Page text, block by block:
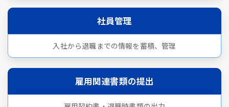
社員管理
入社から退職までの情報を蓄積、管理
雇用関連書類の提出